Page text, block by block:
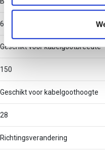
informatie die u aan ze
verzameld op basis van
60
Geschikt voor kabelgootbreedte
150
Geschikt voor kabelgoothoogte
28
Richtingsverandering